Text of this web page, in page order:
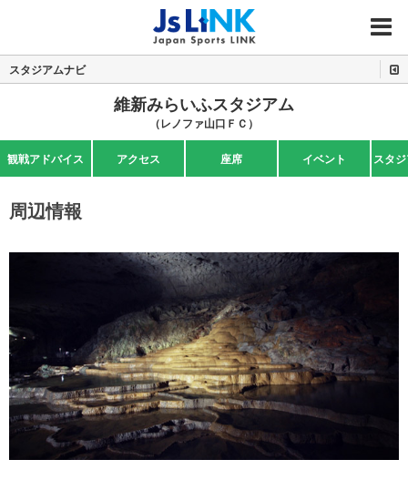
MENU
スタジアムナビ
維新みらいふスタジアム
（レノファ山口ＦＣ）
観戦アドバイス アクセス 座席 イベント スタ
周辺情報